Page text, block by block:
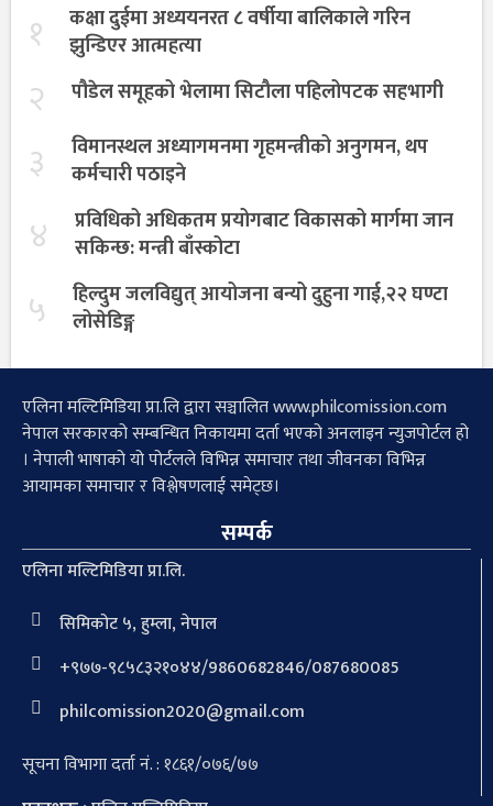
१
कक्षा दुईमा अध्ययनरत ८ वर्षीया बालिकाले गरिन
झुन्डिएर आत्महत्या
२ पौडेल समूहको भेलामा सिटौला पहिलोपटक सहभागी
३
विमानस्थल अध्यागमनमा गृहमन्त्रीको अनुगमन, थप
कर्मचारी पठाइने
४
प्रविधिको अधिकतम प्रयोगबाट विकासको मार्गमा जान
सकिन्छ: मन्त्री बाँस्कोटा
५
हिल्दुम जलविद्युत् आयोजना बन्यो दुहुना गाई,२२ घण्टा
लोसेडिङ्ग
एलिना मल्टिमिडिया प्रा.लि द्वारा सञ्चालित www.philcomission.com
नेपाल सरकारको सम्बन्धित निकायमा दर्ता भएको अनलाइन न्युजपोर्टल हो
। नेपाली भाषाको यो पोर्टलले विभिन्न समाचार तथा जीवनका विभिन्न
आयामका समाचार र विश्लेषणलाई समेट्छ।
सम्पर्क
एलिना मल्टिमिडिया प्रा.लि.
सिमिकोट ५, हुम्ला, नेपाल
+९७७-९८५८३२१०४४/9860682846/087680085
philcomission2020@gmail.com
सूचना विभागा दर्ता नं. : १८६१/०७६/७७